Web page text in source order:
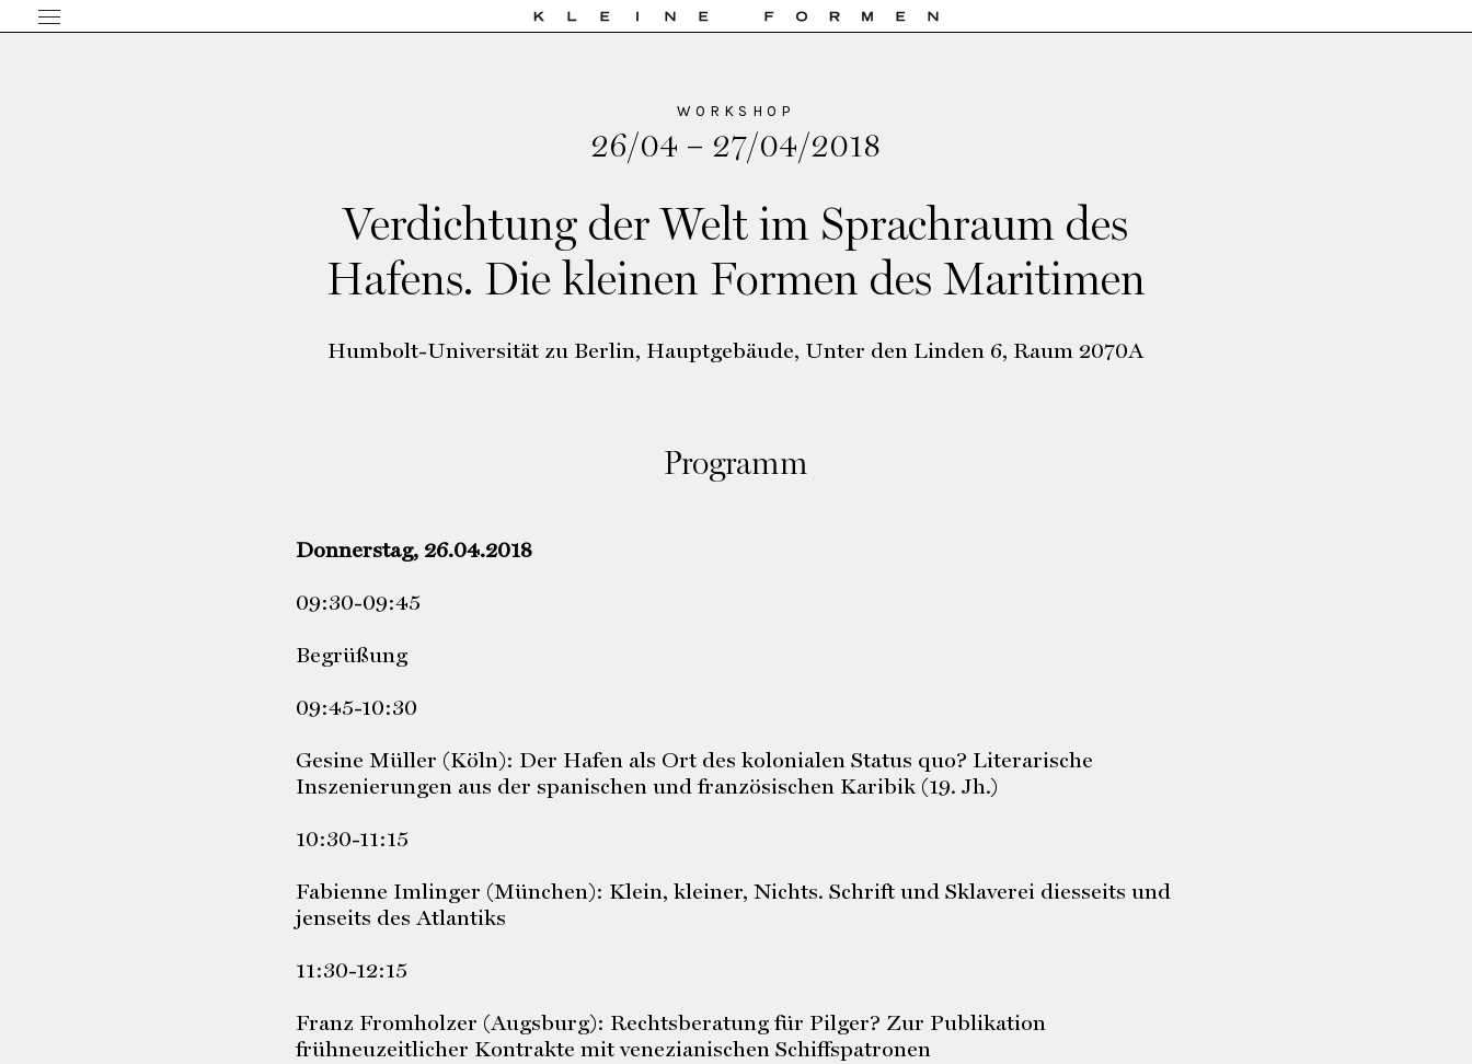
WORKSHOP
26/04 – 27/04/2018
Verdichtung der Welt im Sprachraum des
Hafens. Die kleinen Formen des Maritimen
Humbolt-Universität zu Berlin, Hauptgebäude, Unter den Linden 6, Raum 2070A
Programm
Donnerstag, 26.04.2018
09:30-09:45
Begrüßung
09:45-10:30
Gesine Müller (Köln): Der Hafen als Ort des kolonialen Status quo? Literarische
Inszenierungen aus der spanischen und französischen Karibik (19. Jh.)
10:30-11:15
Fabienne Imlinger (München): Klein, kleiner, Nichts. Schrift und Sklaverei diesseits und
jenseits des Atlantiks
11:30-12:15
Franz Fromholzer (Augsburg): Rechtsberatung für Pilger? Zur Publikation
frühneuzeitlicher Kontrakte mit venezianischen Schiffspatronen